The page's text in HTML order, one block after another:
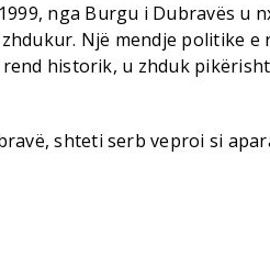
nga Burgu i Dubravës u
Një mendje politike e
historik, u zhduk
shteti serb veproi si